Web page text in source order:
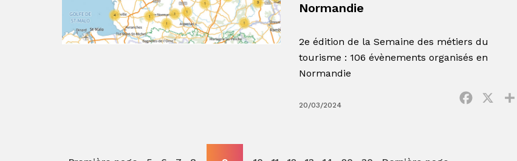
Normandie
2e édition de la Semaine des métiers du
tourisme : 106 évènements organisés en
Normandie
20/03/2024
Facebook